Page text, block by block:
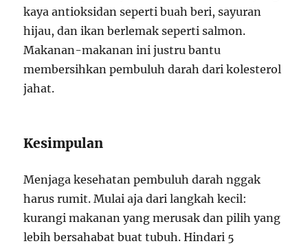
kaya antioksidan seperti buah beri, sayuran
hijau, dan ikan berlemak seperti salmon.
Makanan-makanan ini justru bantu
membersihkan pembuluh darah dari kolesterol
jahat.
Kesimpulan
Menjaga kesehatan pembuluh darah nggak
harus rumit. Mulai aja dari langkah kecil:
kurangi makanan yang merusak dan pilih yang
lebih bersahabat buat tubuh. Hindari 5